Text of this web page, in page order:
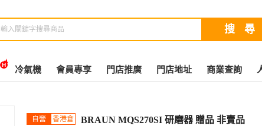
冷氣機 會員專享 門店推廣 門店地址 商業查詢
自營 香港倉 BRAUN MQS270SI 研磨器 贈品 非賣品